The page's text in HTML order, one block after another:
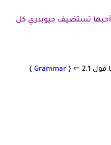
تستضيف جيوبدري كل
2.1
⇐
{
Grammar
}